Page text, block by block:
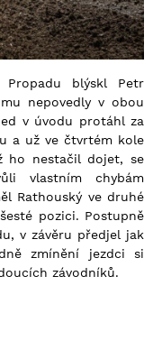
Propadu blýskl Petr
nepovedly v obou
v úvodu protáhl za
a už ve čtvrtém kole
ho nestačil dojet, se
vlastním chybám
Rathouský ve druhé
pozici. Postupně
v závěru předjel jak
zmínění jezdci si
závodníků.